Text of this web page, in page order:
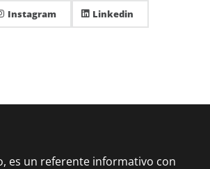
Instagram Linkedin
es un referente informativo con